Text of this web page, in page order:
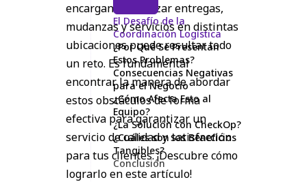
encargan de realizar entregas,
mudanzas y servicios en distintas
ubicaciones puede resultar todo
un reto. Es fundamental
encontrar la manera de abordar
estos obstáculos de forma
efectiva para garantizar un
servicio de calidad y satisfacción
para tus clientes. ¡Descubre cómo
lograrlo en este artículo!
El Desafío de la
Coordinación Logística
¿Por Qué Se Presentan
Estos Problemas?
Consecuencias Negativas
para el Negocio
¿Cómo Afecta Esto al
Equipo?
¿La Solución con CheckOp?
¿Cuáles son los Beneficios
Tangibles?
Conclusión